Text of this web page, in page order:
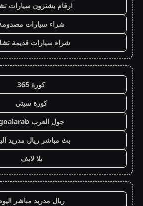
ارقام يشترون سيارات
شراء سيارات
شراء سيارات قديمة
كورة 365
كورة سيتي
جول العرب goalarab
بث مباشر ريال مدريد
يلا لايف
ريال مدريد مباشر